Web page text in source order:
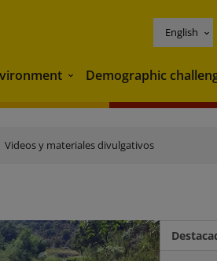
English
Environment
Demographic
Videos y materiales divulgativos